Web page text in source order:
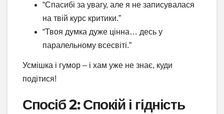
“Спасибі за увагу, але я не записувалася
на твій курс критики.”
“Твоя думка дуже цінна… десь у
паралельному всесвіті.”
Усмішка і гумор – і хам уже не знає, куди
подітися!
Спосіб 2: Спокій і гідність